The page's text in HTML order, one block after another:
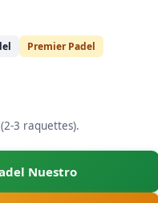
Premier Padel
3 raquettes).
Nuestro